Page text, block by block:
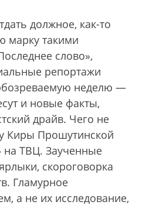
должное, как-то
марку такими
слово»,
репортажи
неделю —
и новые факты,
драйв. Чего не
Киры Прошутинской
на ТВЦ. Заученные
скороговорка
Гламурное
а не их исследование,